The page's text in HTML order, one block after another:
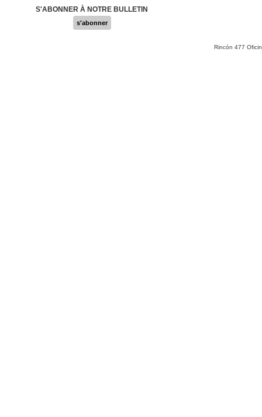
S'ABONNER À NOTRE BULLETIN
s'abonner
Rincón 477